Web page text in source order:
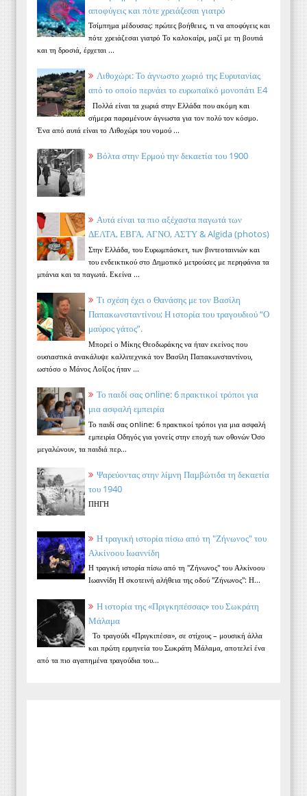
αποφύγεις και πότε χρειάζεσαι γιατρό
Τσίμπημα μέδουσας: πρώτες βοήθειες, τι να αποφύγεις και
πότε χρειάζεσαι γιατρό Το καλοκαίρι, μαζί με τη βουτιά
και τη δροσιά, έρχεται ...
Λιθοχώρι: Το άγνωστο χωριό της Ευρυτανίας
από το οποίο περνάει το ευρωπαϊκό μονοπάτι Ε4
Πολλά είναι τα χωριά στην Ελλάδα που ακόμη και
σήμερα παραμένουν άγνωστα για τον πολύ τον κόσμο.
Ένα από αυτά είναι το Λιθοχώρι του νομού ...
Βόλτα στην Ερμού την δεκαετία του 1900
Αυτά είναι τα πιο αξέχαστα παγωτά των
ΔΕΛΤΑ, ΕΒΓΑ, ΑΓΝΟ, ΑΣΤΥ & Algida (photos)
Στην Ελλάδα, του Ευρωμπάσκετ, των βιντεοταινιών και
του ενδεικτικού στο Δημοτικό μετρούσες με περηφάνια τα
μπάνια και τα παγωτά. Εκείνα ...
Τι σχέση έχει ο Θανάσης με τον Βασίλη
Παπακωνσταντίνου; Η ιστορία του τραγουδιού “Ο
μαύρος γάτος”.
Μπορεί ο Μίκης Θεοδωράκης να ήταν εκείνος που
ουσιαστικά ανακάλυψε καλλιτεχνικά τον Βασίλη Παπακωνσταντίνου,
ωστόσο ο Μάνος Λοΐζος ήταν ...
Το παιδί σας online: 6 πρακτικοί τρόποι για
μια ασφαλή εμπειρία
Το παιδί σας online: 6 πρακτικοί τρόποι για μια ασφαλή
εμπειρία Οδηγός για γονείς στην εποχή των οθονών Όσο
μεγαλώνουν, τα παιδιά περ...
Ψαρεύοντας στην λίμνη Παμβώτιδα τη δεκαετία
του 1940
ΠΗΓΗ
Η τραγική ιστορία πίσω από τη "Ζήνωνος" του
Αλκίνοου Ιωαννίδη
Η τραγική ιστορία πίσω από τη "Ζήνωνος" του Αλκίνοου
Ιωαννίδη Η σκοτεινή αλήθεια της οδού "Ζήνωνος": Η...
Η ιστορία της «Πριγκηπέσσας» του Σωκράτη
Μάλαμα
Το τραγούδι «Πριγκιπέσα», σε στίχους – μουσική άλλα
και πρώτη ερμηνεία του Σωκράτη Μάλαμα, αποτελεί ένα
από τα πιο αγαπημένα τραγούδια του...